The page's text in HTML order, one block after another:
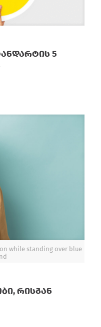
5
while standing over blue
რისგან